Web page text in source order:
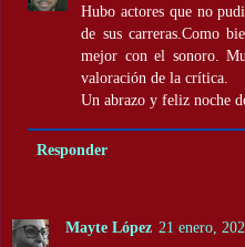
Hubo actores que no
de sus carreras.Como
mejor con el sonoro.
valoración de la crítica.
Un abrazo y feliz noche
Responder
Mayte López 21 enero,